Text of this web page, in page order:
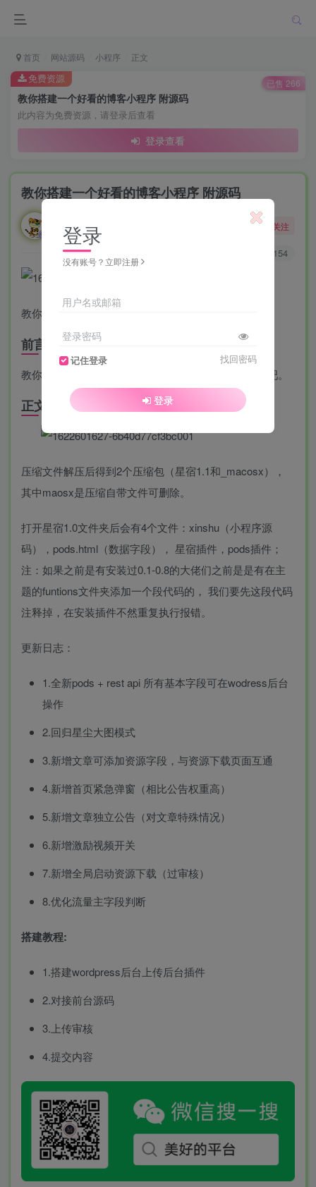
首页 网站源码 小程序 正文
教你搭建一个好看的博客小程序 附源码
此内容为免费资源，请登录后查看
登录查看
免费资源 已售 266
教你搭建一个好看的博客小程序 附源码
酒醒只在花前坐，酒醉还来花下眠。
关注
154
教你搭建一个好看的博客小程序 附源码
前言:
教你搭建一个好看的博客小程序 附源码，喜欢就下载吧。
正文:
压缩文件解压后得到2个压缩包（星宿1.1和_macosx），
其中maosx是压缩自带文件可删除。
打开星宿1.0文件夹后会有4个文件：xinshu（小程序源
码），pods.html（数据字段）， 星宿插件，pods插件；
注：如果之前是有安装过0.1-0.8的大佬们之前是是有在主
题的funtions文件夹添加一个段代码的， 我们要先这段代码
注释掉，在安装插件不然重复执行报错。
更新日志：
1.全新pods + rest api 所有基本字段可在wodress后台
操作
2.回归星尘大图模式
3.新增文章可添加资源字段，与资源下载页面互通
4.新增首页紧急弹窗（相比公告权重高）
5.新增文章独立公告（对文章特殊情况）
6.新增激励视频开关
7.新增全局启动资源下载（过审核）
8.优化流量主字段判断
搭建教程:
1.搭建wordpress后台上传后台插件
2.对接前台源码
3.上传审核
4.提交内容
登录
没有账号？立即注册
用户名或邮箱
登录密码
记住登录 找回密码
登录